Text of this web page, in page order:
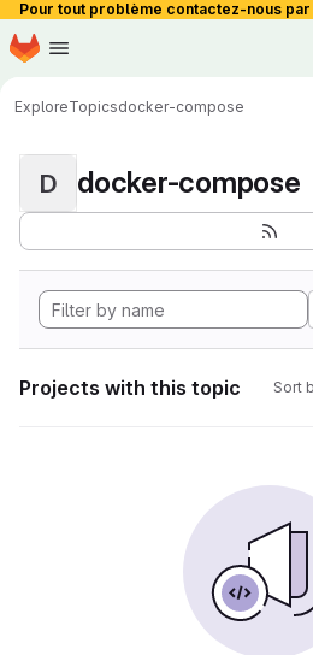
Pour tout problème contactez-nous par
Skip to main content
Homepage
ExploreTopicsdocker-compose
D docker-compose
Projects with this topic Sort